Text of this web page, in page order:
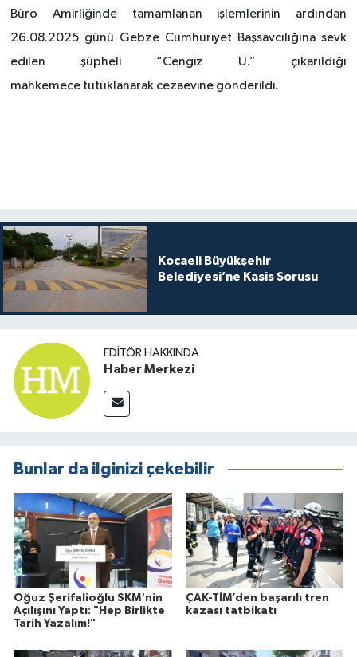
Büro Amirliğinde tamamlanan işlemlerinin ardından
26.08.2025 günü Gebze Cumhuriyet Başsavcılığına sevk
edilen şüpheli “Cengiz U.” çıkarıldığı
mahkemece tutuklanarak cezaevine gönderildi.
Kocaeli Büyükşehir
Belediyesi’ne Kasis Sorusu
EDITÖR HAKKINDA
Haber Merkezi
Bunlar da ilginizi çekebilir
Oğuz Şerifalioğlu SKM'nin
Açılışını Yaptı: "Hep Birlikte
Tarih Yazalım!"
ÇAK-TİM’den başarılı tren
kazası tatbikatı